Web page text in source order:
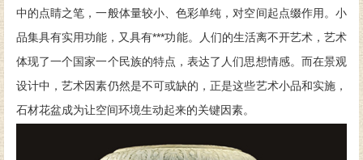
中的点睛之笔，一般体量较小、色彩单纯，对空间起点缀作用。小
品集具有实用功能，又具有***功能。人们的生活离不开艺术，艺术
体现了一个国家一个民族的特点，表达了人们思想情感。而在景观
设计中，艺术因素仍然是不可或缺的，正是这些艺术小品和实施，
石材花盆成为让空间环境生动起来的关键因素。